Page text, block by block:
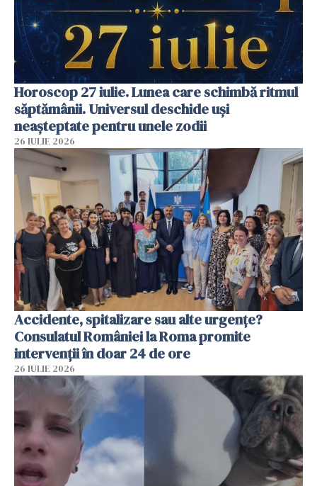
Horoscop 27 iulie. Lunea care schimbă ritmul
săptămânii. Universul deschide uși
neașteptate pentru unele zodii
26 IULIE 2026
Accidente, spitalizare sau alte urgențe?
Consulatul României la Roma promite
intervenții în doar 24 de ore
26 IULIE 2026